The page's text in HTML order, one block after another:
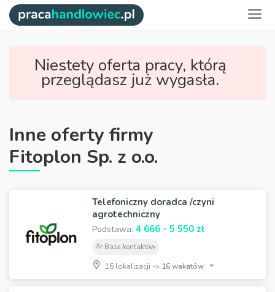
Niestety oferta pracy, którą
przeglądasz już wygasła.
Inne oferty firmy
Fitoplon Sp. z o.o.
Telefoniczny doradca /czyni
agrotechniczny
Podstawa: 4 666 - 5 550 zł
Baza kontaktów
16 lokalizacji -> 16 wakatów